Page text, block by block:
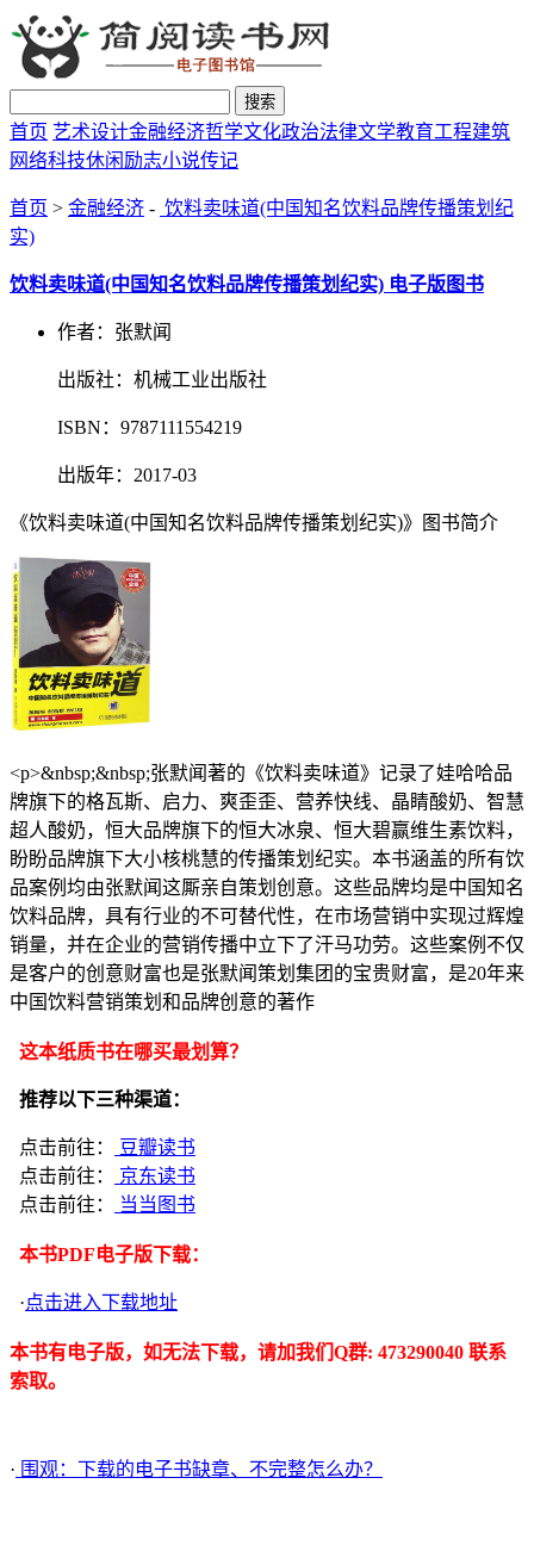
搜索
首页 艺术设计金融经济哲学文化政治法律文学教育工程建筑
网络科技休闲励志小说传记
首页 > 金融经济 - 饮料卖味道(中国知名饮料品牌传播策划纪
实)
饮料卖味道(中国知名饮料品牌传播策划纪实) 电子版图书
作者：张默闻
出版社：机械工业出版社
ISBN：9787111554219
出版年：2017-03
《饮料卖味道(中国知名饮料品牌传播策划纪实)》图书简介
<p>&nbsp;&nbsp;张默闻著的《饮料卖味道》记录了娃哈哈品
牌旗下的格瓦斯、启力、爽歪歪、营养快线、晶睛酸奶、智慧
超人酸奶，恒大品牌旗下的恒大冰泉、恒大碧赢维生素饮料，
盼盼品牌旗下大小核桃慧的传播策划纪实。本书涵盖的所有饮
品案例均由张默闻这厮亲自策划创意。这些品牌均是中国知名
饮料品牌，具有行业的不可替代性，在市场营销中实现过辉煌
销量，并在企业的营销传播中立下了汗马功劳。这些案例不仅
是客户的创意财富也是张默闻策划集团的宝贵财富，是20年来
中国饮料营销策划和品牌创意的著作
这本纸质书在哪买最划算？
推荐以下三种渠道：
点击前往：
豆瓣读书
点击前往：
京东读书
点击前往：
当当图书
本书PDF电子版下载：
·点击进入下载地址
本书有电子版，如无法下载，请加我们Q群: 473290040 联系
索取。
· 围观：下载的电子书缺章、不完整怎么办？